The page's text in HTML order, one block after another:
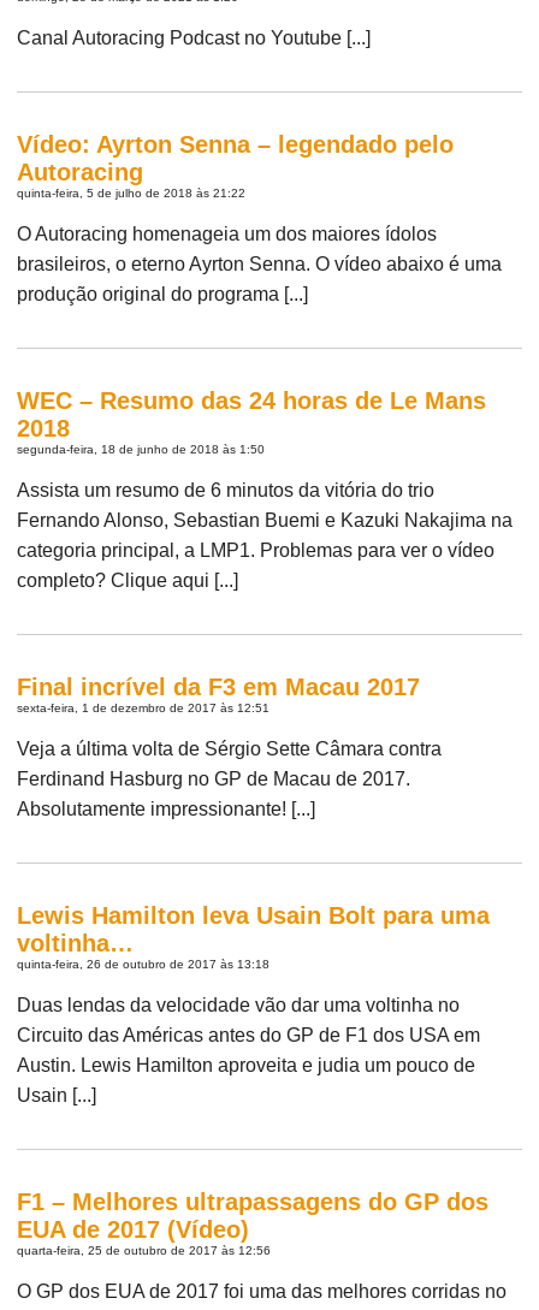
Canal Autoracing Podcast no Youtube [...]
Vídeo: Ayrton Senna – legendado pelo
Autoracing
quinta-feira, 5 de julho de 2018 às 21:22
O Autoracing homenageia um dos maiores ídolos
brasileiros, o eterno Ayrton Senna. O vídeo abaixo é uma
produção original do programa [...]
WEC – Resumo das 24 horas de Le Mans
2018
segunda-feira, 18 de junho de 2018 às 1:50
Assista um resumo de 6 minutos da vitória do trio
Fernando Alonso, Sebastian Buemi e Kazuki Nakajima na
categoria principal, a LMP1. Problemas para ver o vídeo
completo? Clique aqui [...]
Final incrível da F3 em Macau 2017
sexta-feira, 1 de dezembro de 2017 às 12:51
Veja a última volta de Sérgio Sette Câmara contra
Ferdinand Hasburg no GP de Macau de 2017.
Absolutamente impressionante! [...]
Lewis Hamilton leva Usain Bolt para uma
voltinha…
quinta-feira, 26 de outubro de 2017 às 13:18
Duas lendas da velocidade vão dar uma voltinha no
Circuito das Américas antes do GP de F1 dos USA em
Austin. Lewis Hamilton aproveita e judia um pouco de
Usain [...]
F1 – Melhores ultrapassagens do GP dos
EUA de 2017 (Vídeo)
quarta-feira, 25 de outubro de 2017 às 12:56
O GP dos EUA de 2017 foi uma das melhores corridas no